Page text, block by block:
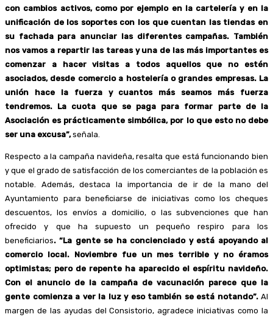
con cambios activos, como por ejemplo en la cartelería y en la
unificación de los soportes con los que cuentan las tiendas en
su fachada para anunciar las diferentes campañas. También
nos vamos a repartir las tareas y una de las más importantes es
comenzar a hacer visitas a todos aquellos que no estén
asociados, desde comercio a hostelería o grandes empresas. La
unión hace la fuerza y cuantos más seamos más fuerza
tendremos. La cuota que se paga para formar parte de la
Asociación es prácticamente simbólica, por lo que esto no debe
ser una excusa”,señala.
Respecto a la campaña navideña, resalta que está funcionando bien
y que el grado de satisfacción de los comerciantes de la población es
notable. Además, destaca la importancia de ir de la mano del
Ayuntamiento para beneficiarse de iniciativas como los cheques
descuentos, los envíos a domicilio, o las subvenciones que han
ofrecido y que ha supuesto un pequeño respiro para los
beneficiarios. “La gente se ha concienciado y está apoyando al
comercio local. Noviembre fue un mes terrible y no éramos
optimistas; pero de repente ha aparecido el espíritu navideño.
Con el anuncio de la campaña de vacunación parece que la
gente comienza a ver la luz y eso también se está notando”.Al
margen de las ayudas del Consistorio, agradece iniciativas como la